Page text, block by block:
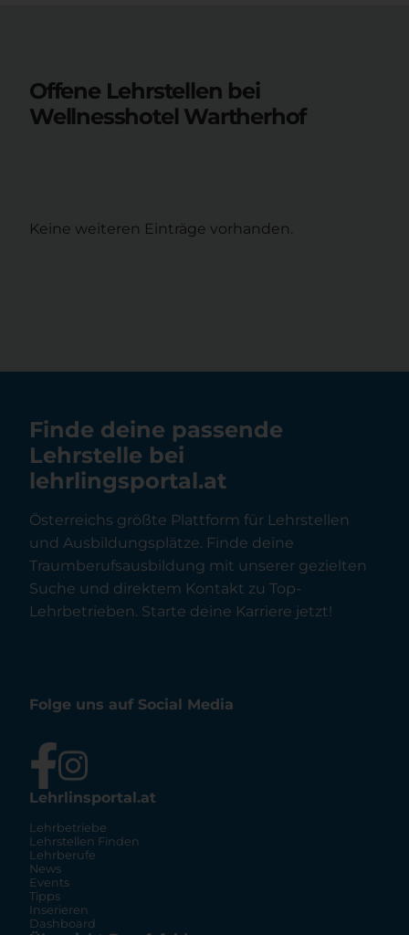
Offene Lehrstellen bei
Wellnesshotel Wartherhof
Keine weiteren Einträge vorhanden.
Finde deine passende
Lehrstelle bei
lehrlingsportal.at
Österreichs größte Plattform für Lehrstellen
und Ausbildungsplätze. Finde deine
Traumberufsausbildung mit unserer gezielten
Suche und direktem Kontakt zu Top-
Lehrbetrieben. Starte deine Karriere jetzt!
Folge uns auf Social Media
Lehrlinsportal.at
Lehrbetriebe
Lehrstellen Finden
Lehrberufe
News
Events
Tipps
Inserieren
Dashboard